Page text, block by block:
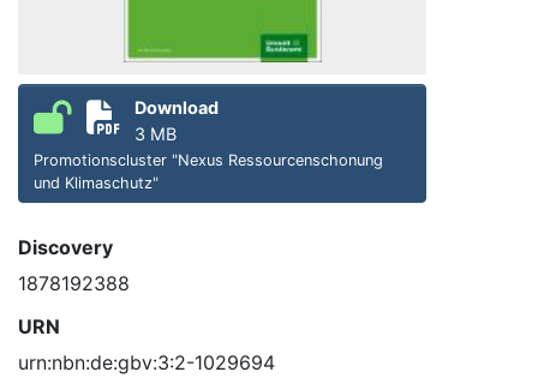
Download
3 MB
Promotionscluster "Nexus Ressourcenschonung
und Klimaschutz"
Discovery
1878192388
URN
urn:nbn:de:gbv:3:2-1029694